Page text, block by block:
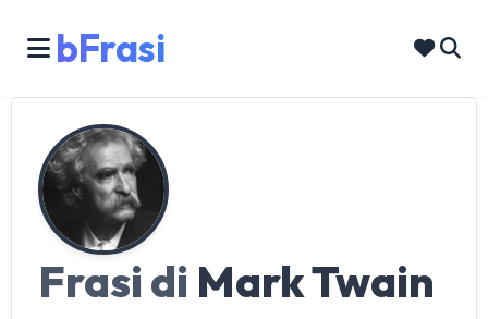
bFrasi
Frasi di Mark Twain